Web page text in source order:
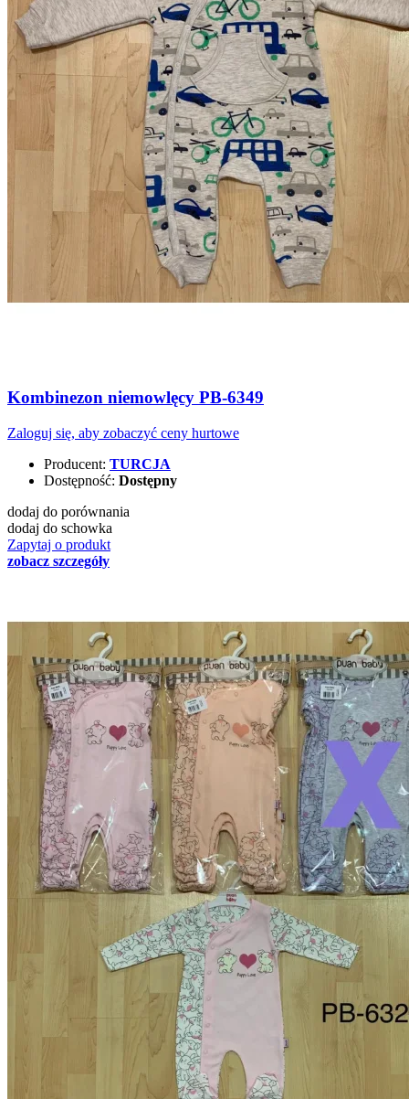
Kombinezon niemowlęcy PB-6349
Zaloguj się, aby zobaczyć ceny hurtowe
Producent: TURCJA
Dostępność: Dostępny
dodaj do porównania
dodaj do schowka
Zapytaj o produkt
zobacz szczegóły